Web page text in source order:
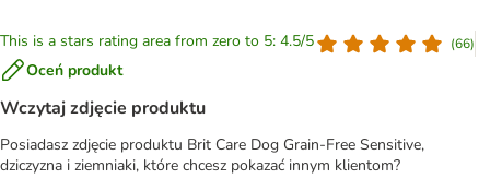
This is a stars rating area from zero to 5: 4.5/5 (66)
Oceń produkt
Wczytaj zdjęcie produktu
Posiadasz zdjęcie produktu Brit Care Dog Grain-Free Sensitive,
dziczyzna i ziemniaki, które chcesz pokazać innym klientom?